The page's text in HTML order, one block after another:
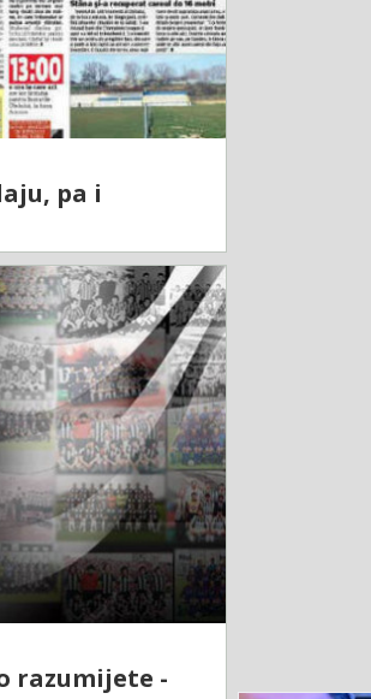
pa i
razumijete -